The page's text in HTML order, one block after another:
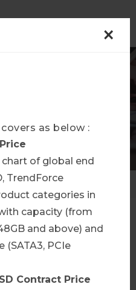
×
as below :
chart of global end
TrendForce
categories in
capacity (from
and above) and
(SATA3, PCIe
Contract Price